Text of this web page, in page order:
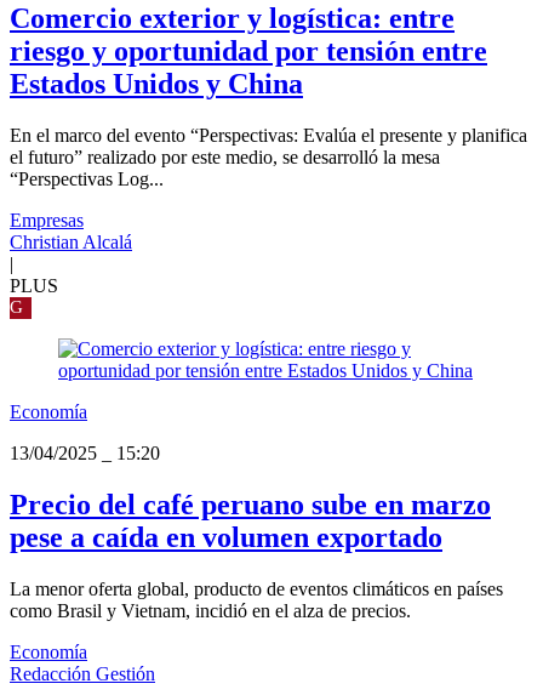
Comercio exterior y logística: entre
riesgo y oportunidad por tensión entre
Estados Unidos y China
En el marco del evento “Perspectivas: Evalúa el presente y planifica
el futuro” realizado por este medio, se desarrolló la mesa
“Perspectivas Log...
Empresas
Christian Alcalá
|
PLUS
G
Economía
13/04/2025
15:20
Precio del café peruano sube en marzo
pese a caída en volumen exportado
La menor oferta global, producto de eventos climáticos en países
como Brasil y Vietnam, incidió en el alza de precios.
Economía
Redacción Gestión